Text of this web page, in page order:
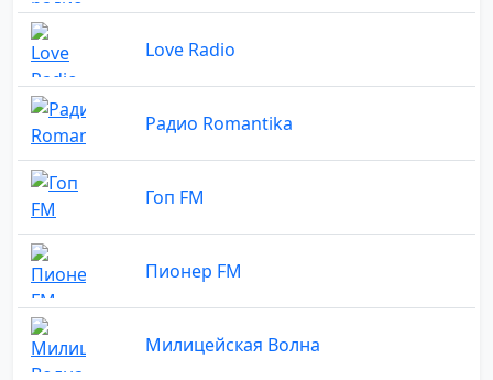
Love Radio
Радио Romantika
Гоп FM
Пионер FM
Милицейская Волна